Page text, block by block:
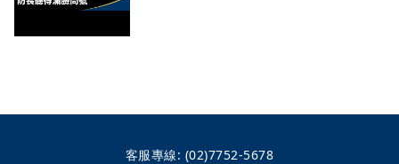
客服專線: (02)7752-5678